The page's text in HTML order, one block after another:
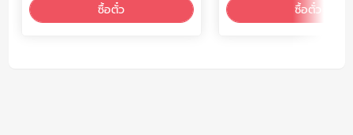
ซื้อตั๋ว
ซื้อตั๋ว